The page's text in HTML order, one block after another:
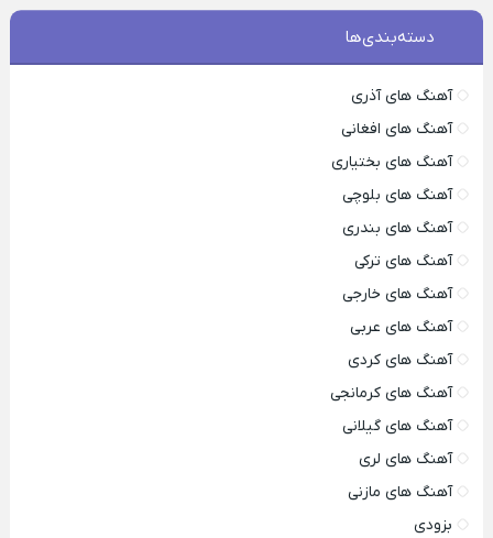
دسته‌بندی‌ها
آهنگ های آذری
آهنگ های افغانی
آهنگ های بختیاری
آهنگ های بلوچی
آهنگ های بندری
آهنگ های ترکی
آهنگ های خارجی
آهنگ های عربی
آهنگ های کردی
آهنگ های کرمانجی
آهنگ های گیلانی
آهنگ های لری
آهنگ های مازنی
بزودی